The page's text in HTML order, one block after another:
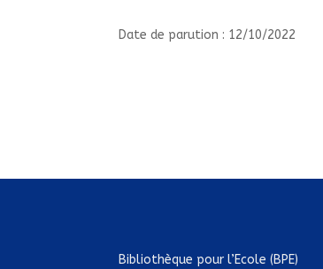
Date de parution : 12/10/2022
Bibliothèque pour l’Ecole (BPE)